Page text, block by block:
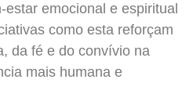
emocional e espiritual
como esta reforçam
da fé e do convívio na
mais humana e